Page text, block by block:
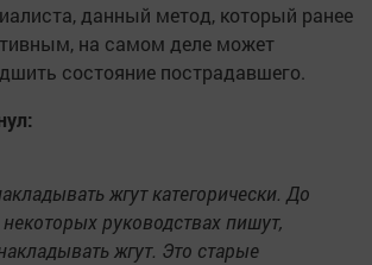
данный метод, который ранее
на самом деле может
состояние пострадавшего.
жгут категорически. До
руководствах пишут,
жгут. Это старые